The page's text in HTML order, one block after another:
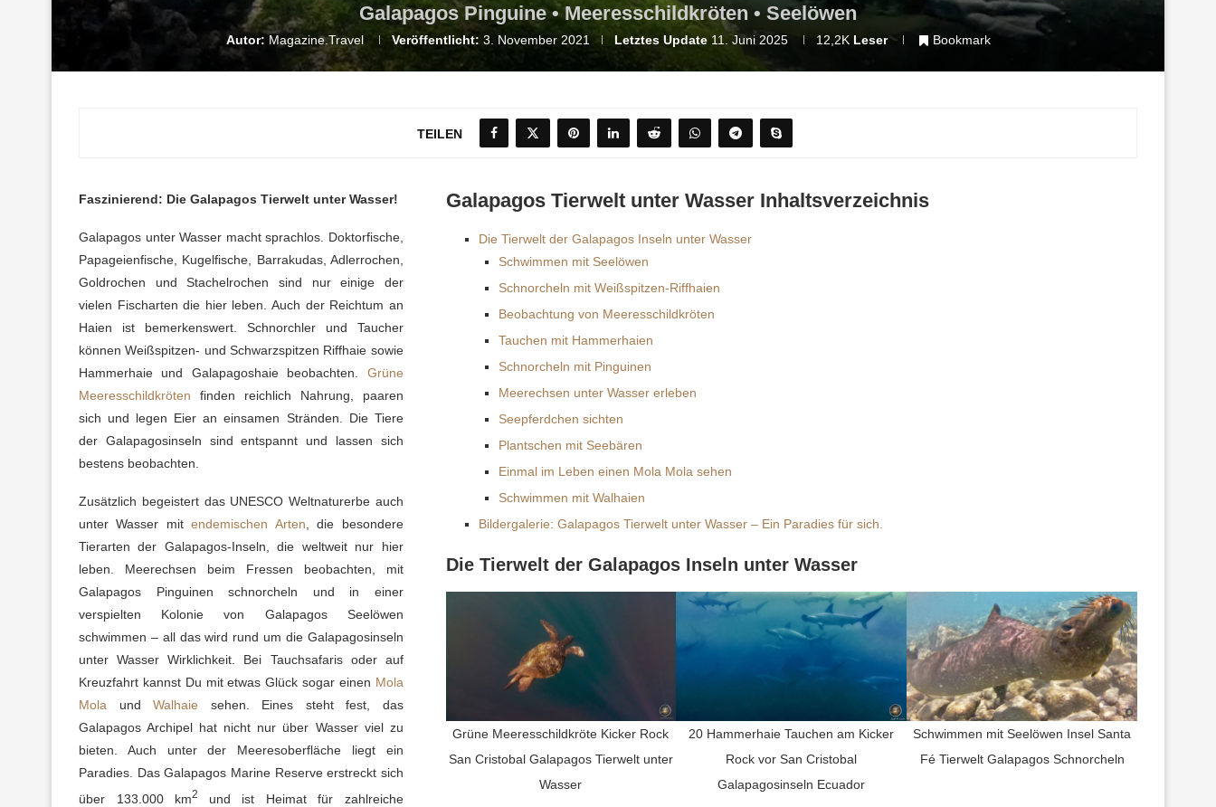
Galapagos Pinguine • Meeresschildkröten • Seelöwen
Autor: Magazine.Travel Veröffentlicht: 3. November 2021 Letztes Update 11. Juni 2025 12,2K Leser Bookmark
TEILEN
Faszinierend: Die Galapagos Tierwelt unter Wasser!
Galapagos unter Wasser macht sprachlos. Doktorfische,
Papageienfische, Kugelfische, Barrakudas, Adlerrochen,
Goldrochen und Stachelrochen sind nur einige der
vielen Fischarten die hier leben. Auch der Reichtum an
Haien ist bemerkenswert. Schnorchler und Taucher
können Weißspitzen- und Schwarzspitzen Riffhaie sowie
Hammerhaie und Galapagoshaie beobachten. Grüne
Meeresschildkröten finden reichlich Nahrung, paaren
sich und legen Eier an einsamen Stränden. Die Tiere
der Galapagosinseln sind entspannt und lassen sich
bestens beobachten.
Zusätzlich begeistert das UNESCO Weltnaturerbe auch
unter Wasser mitendemischen Arten , die besondere
Tierarten der Galapagos-Inseln, die weltweit nur hier
leben. Meerechsen beim Fressen beobachten, mit
Galapagos Pinguinen schnorcheln und in einer
verspielten Kolonie von Galapagos Seelöwen
schwimmen – all das wird rund um die Galapagosinseln
unter Wasser Wirklichkeit. Bei Tauchsafaris oder auf
Kreuzfahrt kannst Du mit etwas Glück sogar einen Mola
Mola undWalhaie sehen. Eines steht fest, das
Galapagos Archipel hat nicht nur über Wasser viel zu
bieten. Auch unter der Meeresoberfläche liegt ein
Paradies. Das Galapagos Marine Reserve erstreckt sich
über 133.000 km2
und ist Heimat für zahlreiche
Galapagos Tierwelt unter Wasser Inhaltsverzeichnis
Die Tierwelt der Galapagos Inseln unter Wasser
Schwimmen mit Seelöwen
Schnorcheln mit Weißspitzen-Riffhaien
Beobachtung von Meeresschildkröten
Tauchen mit Hammerhaien
Schnorcheln mit Pinguinen
Meerechsen unter Wasser erleben
Seepferdchen sichten
Plantschen mit Seebären
Einmal im Leben einen Mola Mola sehen
Schwimmen mit Walhaien
Bildergalerie: Galapagos Tierwelt unter Wasser – Ein Paradies für sich.
Die Tierwelt der Galapagos Inseln unter Wasser
Grüne Meeresschildkröte Kicker Rock
San Cristobal Galapagos Tierwelt unter
Wasser
20 Hammerhaie Tauchen am Kicker
Rock vor San Cristobal
Galapagosinseln Ecuador
Schwimmen mit Seelöwen Insel Santa
Fé Tierwelt Galapagos Schnorcheln